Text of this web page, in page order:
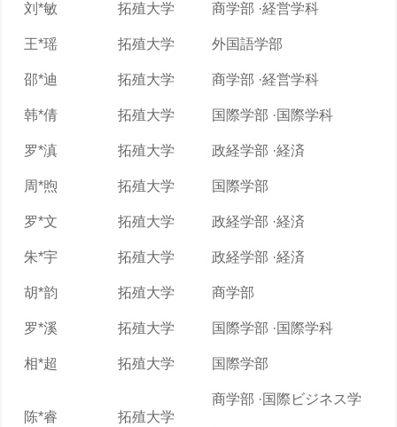
刘*敏 拓殖大学 商学部 ·経営学科
王*瑶 拓殖大学 外国語学部
邵*迪 拓殖大学 商学部 ·経営学科
韩*倩 拓殖大学 国際学部 ·国際学科
罗*滇 拓殖大学 政経学部 ·経済
周*煦 拓殖大学 国際学部
罗*文 拓殖大学 政経学部 ·経済
朱*宇 拓殖大学 政経学部 ·経済
胡*韵 拓殖大学 商学部
罗*溪 拓殖大学 国際学部 ·国際学科
相*超 拓殖大学 国際学部
陈*睿 拓殖大学
商学部 ·国際ビジネス学